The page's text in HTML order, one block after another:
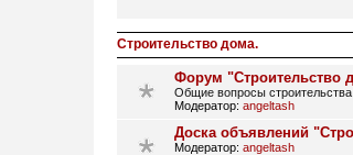
Строительство дома.
Форум "Строительство
Общие вопросы
Модератор: angeltash
Доска объявлений
Модератор: angeltash